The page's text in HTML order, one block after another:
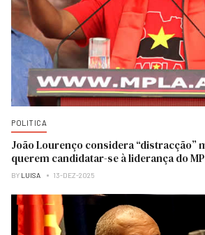
POLITICA
João Lourenço considera “distracção”
querem candidatar-se à liderança do
BY LUISA 13-DEZ-2025